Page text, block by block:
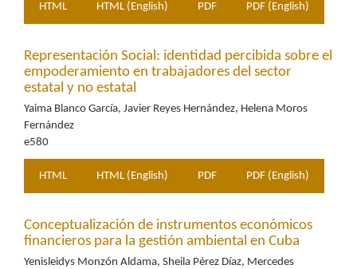
HTML HTML (English) PDF PDF (English)
Representación Social: identidad percibida sobre el
empoderamiento en trabajadores del sector
estatal y no estatal
Yaima Blanco García, Javier Reyes Hernández, Helena Moros
Fernández
e580
HTML HTML (English) PDF PDF (English)
Conceptualización de instrumentos económicos
financieros para la gestión ambiental en Cuba
Yenisleidys Monzón Aldama, Sheila Pérez Díaz, Mercedes